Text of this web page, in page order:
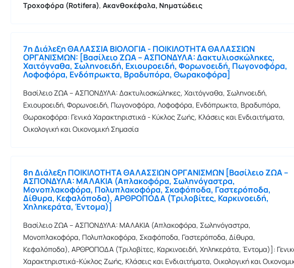
Τροχοφόρα (Rotifera), Ακανθοκέφαλα, Νηματώδεις
7η Διάλεξη ΘΑΛΑΣΣΙΑ ΒΙΟΛΟΓΙΑ - ΠΟΙΚΙΛΟΤΗΤΑ ΘΑΛΑΣΣΙΩΝ
ΟΡΓΑΝΙΣΜΩΝ: [Βασίλειο ΖΩΑ – ΑΣΠΟΝΔΥΛΑ: Δακτυλιοσκώληκες,
Χαιτόγναθα, Σωληνοειδή, Εχιουροειδή, Φορωνοειδή, Πωγονοφόρα,
Λοφοφόρα, Ενδόπρωκτα, Βραδυπόρα, Θωρακοφόρα]
Βασίλειο ΖΩΑ – ΑΣΠΟΝΔΥΛΑ: Δακτυλιοσκώληκες, Χαιτόγναθα, Σωληνοειδή,
Εχιουροειδή, Φορωνοειδή, Πωγονοφόρα, Λοφοφόρα, Ενδόπρωκτα, Βραδυπόρα,
Θωρακοφόρα: Γενικά Χαρακτηριστικά - Κύκλος Ζωής, Κλάσεις και Ενδιαιτήματα,
Οικολογική και Οικονομική Σημασία
8η Διάλεξη ΠΟΙΚΙΛΟΤΗΤΑ ΘΑΛΑΣΣΙΩΝ ΟΡΓΑΝΙΣΜΩΝ [Βασίλειο ΖΩΑ –
ΑΣΠΟΝΔΥΛΑ: ΜΑΛΑΚΙΑ (Απλακοφόρα, Σωληνόγαστρα,
Μονοπλακοφόρα, Πολυπλακοφόρα, Σκαφόποδα, Γαστερόποδα,
Δίθυρα, Κεφαλόποδα), ΑΡΘΡΟΠΟΔΑ (Τριλοβίτες, Καρκινοειδή,
Χηληκεράτα, Έντομα)]
Βασίλειο ΖΩΑ – ΑΣΠΟΝΔΥΛΑ: ΜΑΛΑΚΙΑ (Απλακοφόρα, Σωληνόγαστρα,
Μονοπλακοφόρα, Πολυπλακοφόρα, Σκαφόποδα, Γαστερόποδα, Δίθυρα,
Κεφαλόποδα), ΑΡΘΡΟΠΟΔΑ (Τριλοβίτες, Καρκινοειδή, Χηληκεράτα, Έντομα)]:
Χαρακτηριστικά-Κύκλος Ζωής, Κλάσεις και Ενδιαιτήματα, Οικολογική και